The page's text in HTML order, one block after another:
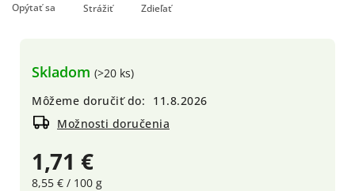
1,71 €
8,55 € / 100 g
Skladom (>20 ks)
Môžeme doručiť do:
11.8.2026
Možnosti doručenia
Opýtať sa Strážiť Zdieľať